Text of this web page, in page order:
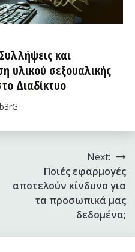
και
υλικού σεξουαλικής
Διαδίκτυο
Next:
Ποιές εφαρμογές
αποτελούν κίνδυνο για
τα προσωπικά μας
δεδομένα;